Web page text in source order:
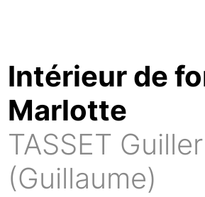
Intérieur de
Marlotte
TASSET
(Guillaume)